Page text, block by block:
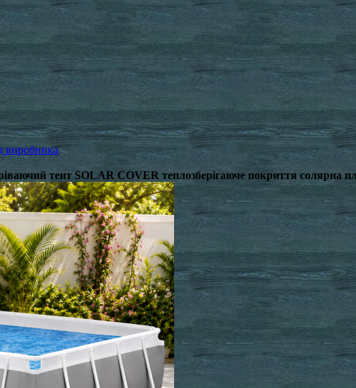
виробника
тент SOLAR COVER теплозберігаюче покриття солярна